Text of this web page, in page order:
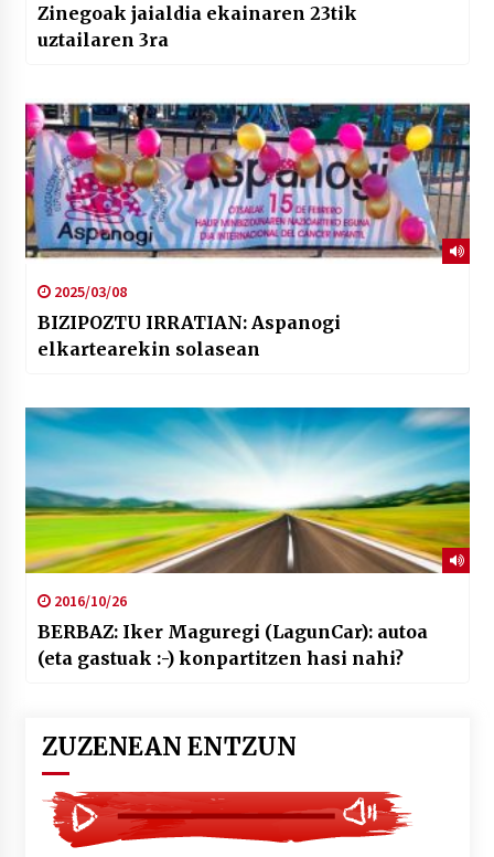
Zinegoak jaialdia ekainaren 23tik
uztailaren 3ra
2025/03/08
BIZIPOZTU IRRATIAN: Aspanogi
elkartearekin solasean
2016/10/26
BERBAZ: Iker Maguregi (LagunCar): autoa
(eta gastuak :-) konpartitzen hasi nahi?
ZUZENEAN ENTZUN